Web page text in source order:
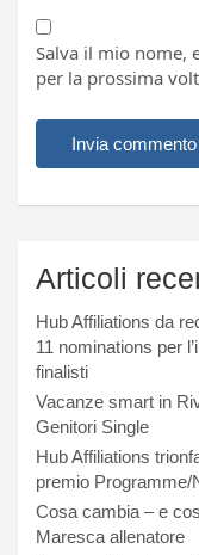
Salva il mio nome,
per la prossima
Articoli
Hub Affiliations da
11 nominations per
finalisti
Vacanze smart in
Genitori Single
Hub Affiliations
premio Programme/
Cosa cambia – e
Maresca allenatore